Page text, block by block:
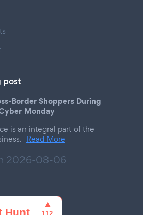
post
Border Shoppers During
Monday
is an integral part of the
Read More
2026-08-06